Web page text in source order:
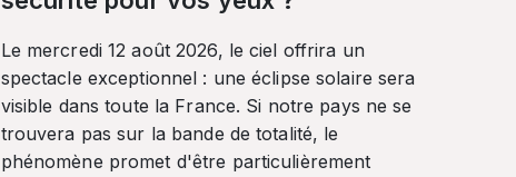
Le mercredi 12 août 2026, le ciel offrira un
spectacle exceptionnel : une éclipse solaire sera
visible dans toute la France. Si notre pays ne se
trouvera pas sur la bande de totalité, le
phénomène promet d'être particulièrement